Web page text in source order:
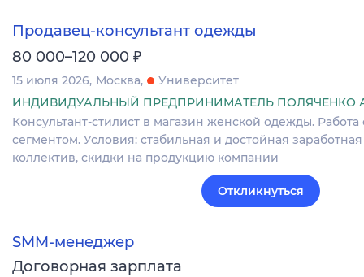
Продавец-консультант одежды
80 000–120 000 ₽
15 июля 2026 Москва
Университет
ИНДИВИДУАЛЬНЫЙ ПРЕДПРИНИМАТЕЛЬ ПОЛЯЧЕНКО
Консультант-стилист в магазин женской одежды.
сегментом. Условия: стабильная и достойная
коллектив, скидки на продукцию компании
Откликнуться
SMM-менеджер
Договорная зарплата